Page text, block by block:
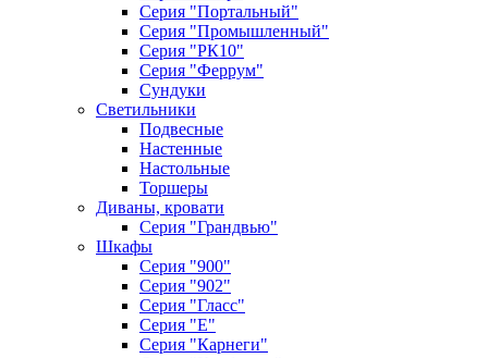
Серия "Портальный"
Серия "Промышленный"
Серия "РК10"
Серия "Феррум"
Сундуки
Светильники
Подвесные
Настенные
Настольные
Торшеры
Диваны, кровати
Серия "Грандвью"
Шкафы
Серия "900"
Серия "902"
Серия "Гласс"
Серия "Е"
Серия "Карнеги"